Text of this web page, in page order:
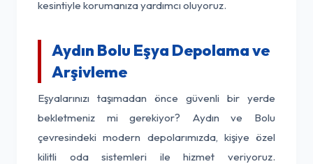
kesintiyle korumanıza yardımcı oluyoruz.
Aydın Bolu Eşya Depolama ve
Arşivleme
Eşyalarınızı taşımadan önce güvenli bir yerde
bekletmeniz mi gerekiyor? Aydın ve Bolu
çevresindeki modern depolarımızda, kişiye özel
kilitli oda sistemleri ile hizmet veriyoruz.